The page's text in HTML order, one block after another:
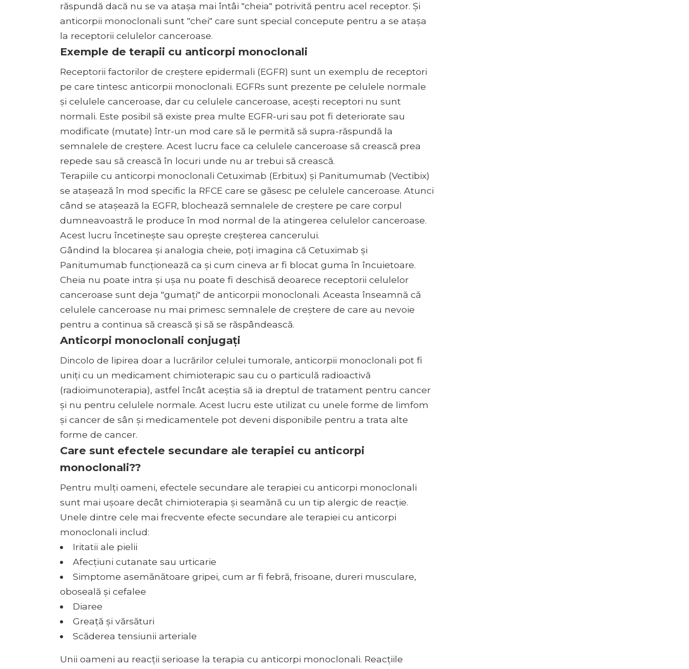
răspundă dacă nu se va atașa mai întâi "cheia" potrivită pentru acel receptor. Și
anticorpii monoclonali sunt "chei" care sunt special concepute pentru a se atașa
la receptorii celulelor canceroase.
Exemple de terapii cu anticorpi monoclonali
Receptorii factorilor de creștere epidermali (EGFR) sunt un exemplu de receptori
pe care tintesc anticorpii monoclonali. EGFRs sunt prezente pe celulele normale
și celulele canceroase, dar cu celulele canceroase, acești receptori nu sunt
normali. Este posibil să existe prea multe EGFR-uri sau pot fi deteriorate sau
modificate (mutate) într-un mod care să le permită să supra-răspundă la
semnalele de creștere. Acest lucru face ca celulele canceroase să crească prea
repede sau să crească în locuri unde nu ar trebui să crească.
Terapiile cu anticorpi monoclonali Cetuximab (Erbitux) și Panitumumab (Vectibix)
se atașează în mod specific la RFCE care se găsesc pe celulele canceroase. Atunci
când se atașează la EGFR, blochează semnalele de creștere pe care corpul
dumneavoastră le produce în mod normal de la atingerea celulelor canceroase.
Acest lucru încetinește sau oprește creșterea cancerului.
Gândind la blocarea și analogia cheie, poți imagina că Cetuximab și
Panitumumab funcționează ca și cum cineva ar fi blocat guma în încuietoare.
Cheia nu poate intra și ușa nu poate fi deschisă deoarece receptorii celulelor
canceroase sunt deja "gumați" de anticorpii monoclonali. Aceasta înseamnă că
celulele canceroase nu mai primesc semnalele de creștere de care au nevoie
pentru a continua să crească și să se răspândească.
Anticorpi monoclonali conjugați
Dincolo de lipirea doar a lucrărilor celulei tumorale, anticorpii monoclonali pot fi
uniți cu un medicament chimioterapic sau cu o particulă radioactivă
(radioimunoterapia), astfel încât aceștia să ia dreptul de tratament pentru cancer
și nu pentru celulele normale. Acest lucru este utilizat cu unele forme de limfom
și cancer de sân și medicamentele pot deveni disponibile pentru a trata alte
forme de cancer.
Care sunt efectele secundare ale terapiei cu anticorpi
monoclonali??
Pentru mulți oameni, efectele secundare ale terapiei cu anticorpi monoclonali
sunt mai ușoare decât chimioterapia și seamănă cu un tip alergic de reacție.
Unele dintre cele mai frecvente efecte secundare ale terapiei cu anticorpi
monoclonali includ:
Iritatii ale pielii
Afecțiuni cutanate sau urticarie
Simptome asemănătoare gripei, cum ar fi febră, frisoane, dureri musculare,
oboseală și cefalee
Diaree
Greață și vărsături
Scăderea tensiunii arteriale
Unii oameni au reacții serioase la terapia cu anticorpi monoclonali. Reacțiile